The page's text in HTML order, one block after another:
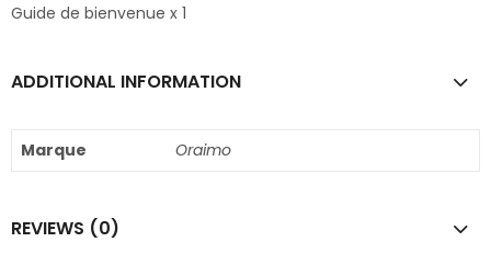
Guide de bienvenue x 1
ADDITIONAL INFORMATION
Marque Oraimo
REVIEWS (0)